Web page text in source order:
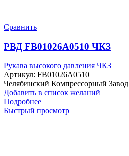
Сравнить
РВД FB01026A0510 ЧКЗ
Рукава высокого давления ЧКЗ
Артикул: FB01026A0510
Челябинский Компрессорный Завод
Добавить в список желаний
Подробнее
Быстрый просмотр